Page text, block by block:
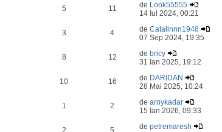
5 11 de Look55555
14 Iul 2024, 00:21
3 4 deCatalinnn1948
07 Sep 2024, 19:35
8 12 de bricy
31 Ian 2025, 19:12
10 16 de DARIDAN
28 Mai 2025, 10:24
1 2 dearnykadar
15 Ian 2026, 09:33
2 5 depetremaresh